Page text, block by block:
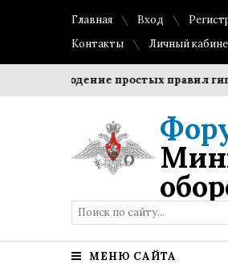
Главная Вход
Контакты
Личный
Соблюдение простых правил
МЕНЮ САЙТА